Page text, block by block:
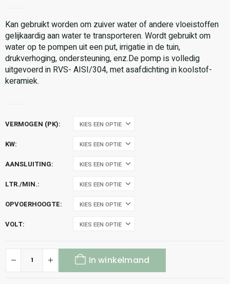
Kan gebruikt worden om zuiver water of andere vloeistoffen
gelijkaardig aan water te transporteren. Wordt gebruikt om
water op te pompen uit een put, irrigatie in de tuin,
drukverhoging, ondersteuning, enz.De pomp is volledig
uitgevoerd in RVS- AISI/304, met asafdichting in koolstof-
keramiek.
VERMOGEN (PK)
KW
AANSLUITING
LTR./MIN.
OPVOERHOOGTE
VOLT
In winkelmand